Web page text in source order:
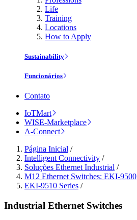
Life
Training
Locations
How to Apply
Sustainability
Funcionários
Contato
IoTMart
WISE-Marketplace
A-Connect
Página Inicial /
Intelligent Connectivity /
Soluções Ethernet Industrial /
M12 Ethernet Switches: EKI-9500
EKI-9510 Series /
Industrial Ethernet Switches